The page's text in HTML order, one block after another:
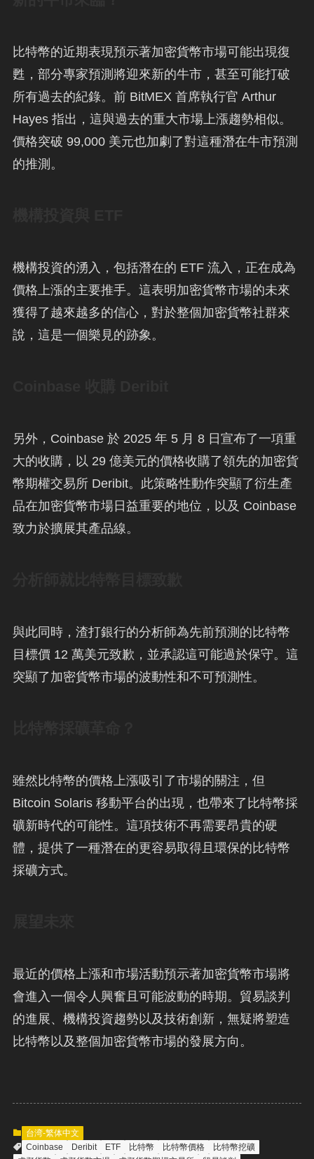
比特幣的近期表現預示著加密貨幣市場可能出現復
甦，部分專家預測將迎來新的牛市，甚至可能打破
所有過去的紀錄。前 BitMEX 首席執行官 Arthur
Hayes 指出，這與過去的重大市場上漲趨勢相似。
價格突破 99,000 美元也加劇了對這種潛在牛市預測
的推測。
機構投資的湧入，包括潛在的 ETF 流入，正在成為
價格上漲的主要推手。這表明加密貨幣市場的未來
獲得了越來越多的信心，對於整個加密貨幣社群來
說，這是一個樂見的跡象。
另外，Coinbase 於 2025 年 5 月 8 日宣布了一項重
大的收購，以 29 億美元的價格收購了領先的加密貨
幣期權交易所 Deribit。此策略性動作突顯了衍生產
品在加密貨幣市場日益重要的地位，以及 Coinbase
致力於擴展其產品線。
與此同時，渣打銀行的分析師為先前預測的比特幣
目標價 12 萬美元致歉，並承認這可能過於保守。這
突顯了加密貨幣市場的波動性和不可預測性。
雖然比特幣的價格上漲吸引了市場的關注，但
Bitcoin Solaris 移動平台的出現，也帶來了比特幣採
礦新時代的可能性。這項技術不再需要昂貴的硬
體，提供了一種潛在的更容易取得且環保的比特幣
採礦方式。
最近的價格上漲和市場活動預示著加密貨幣市場將
會進入一個令人興奮且可能波動的時期。貿易談判
的進展、機構投資趨勢以及技術創新，無疑將塑造
比特幣以及整個加密貨幣市場的發展方向。
台湾-繁体中文
Coinbase
Deribit ETF 比特幣 比特幣價格
比特幣挖礦